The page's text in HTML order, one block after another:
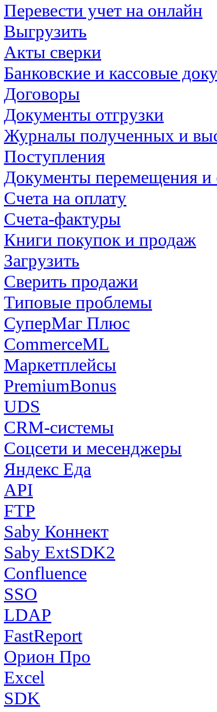
Перевести учет на онлайн
Выгрузить
Акты сверки
Банковские и кассовые
Договоры
Документы отгрузки
Журналы полученных и
Поступления
Документы перемещения и
Счета на оплату
Счета-фактуры
Книги покупок и продаж
Загрузить
Сверить продажи
Типовые проблемы
СуперМаг Плюс
CommerceML
Маркетплейсы
PremiumBonus
UDS
CRM-системы
Соцсети и месенджеры
Яндекс Еда
API
FTP
Saby Коннект
Saby ExtSDK2
Confluence
SSO
LDAP
FastReport
Орион Про
Excel
SDK